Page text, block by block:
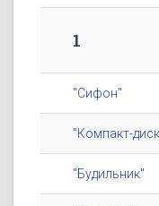
1
"Сифон"
"Компакт-
"Будильник"